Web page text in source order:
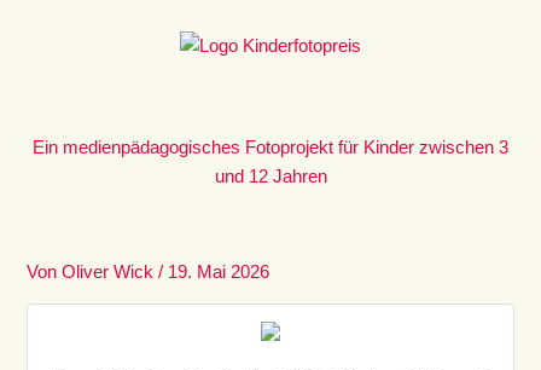
Ein medienpädagogisches Fotoprojekt für Kinder zwischen 3
und 12 Jahren
VonOliver Wick/ 19. Mai 2026